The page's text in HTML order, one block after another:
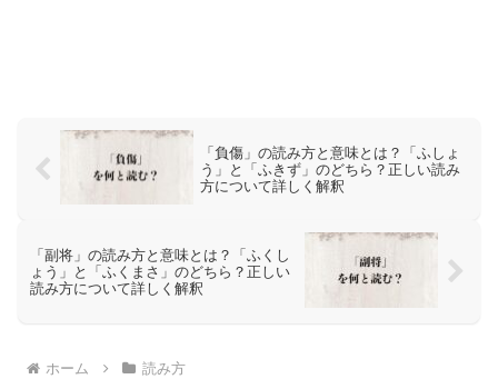
「負傷」の読み方と意味とは？「ふしょ
う」と「ふきず」のどちら？正しい読み
方について詳しく解釈
「副将」の読み方と意味とは？「ふくし
ょう」と「ふくまさ」のどちら？正しい
読み方について詳しく解釈
ホーム 読み方